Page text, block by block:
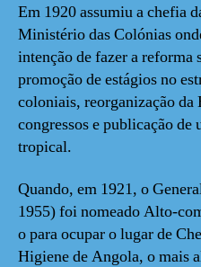
Em 1920 assumiu a chefia
Ministério das Colónias
intenção de fazer a reforma
promoção de estágios no
coloniais, reorganização da
congressos e publicação
tropical.
Quando, em 1921, o
1955) foi nomeado Alto-
o para ocupar o lugar de
Higiene de Angola, o mais